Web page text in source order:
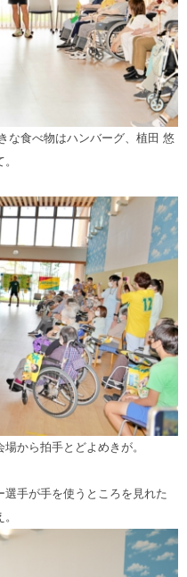
な食べ物はハンバーグ、植田 悠
から拍手とどよめきが。
手が手を使うところを見れた